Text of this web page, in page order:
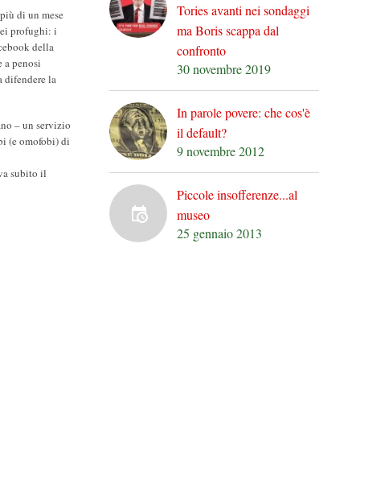
di un mese
profughi: i
della
a penosi
difendere la
– un servizio
(e omofobi) di
subito il
Tories avanti nei sondaggi
ma Boris scappa dal
confronto
30 novembre 2019
In parole povere: che cos'è
il default?
9 novembre 2012
Piccole insofferenze...al
museo
25 gennaio 2013